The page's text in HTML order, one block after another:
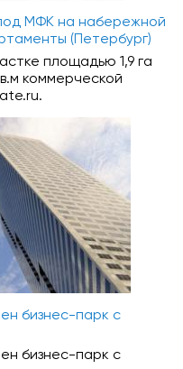
МФК на набережной
(Петербург)
площадью 1,9 га
коммерческой
бизнес-парк с
бизнес-парк с